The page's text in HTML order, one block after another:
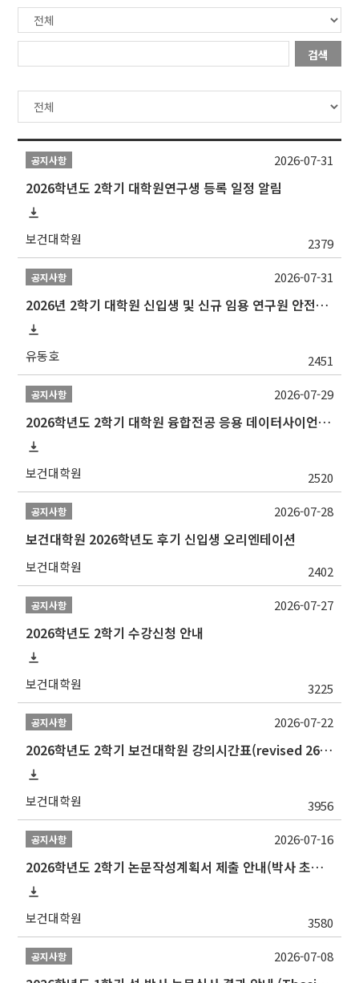
검색
공지사항
2026학년도 2학기 대학원연구생 등록 일정 알림
보건대학원 2379
2026-07-31
공지사항
2026년 2학기 대학원 신입생 및 신규 임용 연구원 안전환경교육(신규교육) 실시 안내
유동호 2451
2026-07-31
공지사항
2026학년도 2학기 대학원 융합전공 응용 데이터사이언스 선발 계획 알림
보건대학원 2520
2026-07-29
공지사항
보건대학원 2026학년도 후기 신입생 오리엔테이션
보건대학원 2402
2026-07-28
공지사항
2026학년도 2학기 수강신청 안내
보건대학원 3225
2026-07-27
공지사항
2026학년도 2학기 보건대학원 강의시간표(revised 260803)(2026 2nd SEMESTER SNU GSPH TIMETABLE)
보건대학원 3956
2026-07-22
공지사항
2026학년도 2학기 논문작성계획서 제출 안내(박사 초심 일정 포함)_Thesis Proposal
보건대학원 3580
2026-07-16
공지사항 2026-07-08